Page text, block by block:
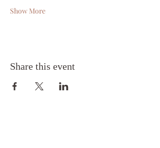
Show More
Share this event